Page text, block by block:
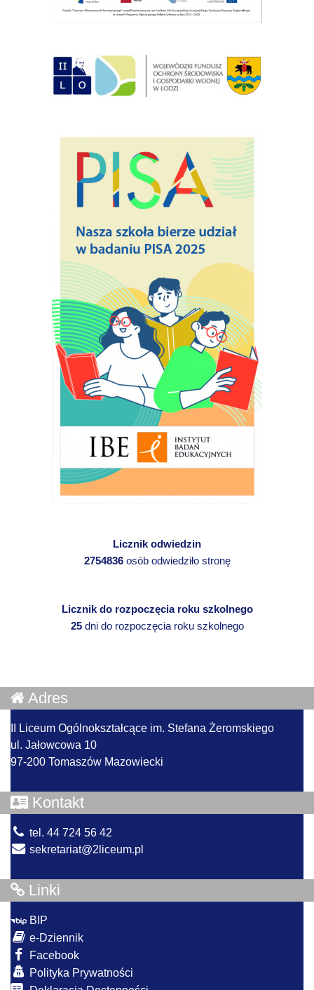
Licznik odwiedzin
2754836osób odwiedziło stronę
Licznik do rozpoczęcia roku szkolnego
25dni do rozpoczęcia roku szkolnego
Adres
II Liceum Ogólnokształcące im. Stefana Żeromskiego
ul. Jałowcowa 10
97-200 Tomaszów Mazowiecki
Kontakt
tel. 44 724 56 42
sekretariat@2liceum.pl
Linki
BIP
e-Dziennik
Facebook
Polityka Prywatności